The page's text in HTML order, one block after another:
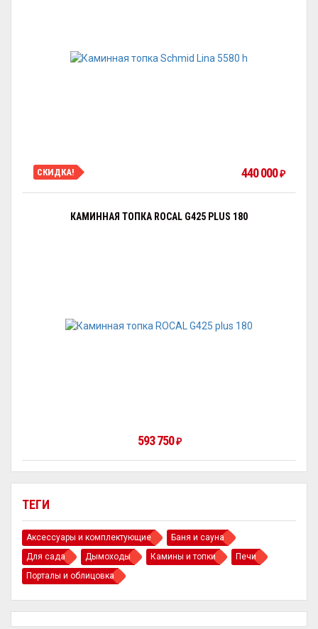
ТЕГИ
Аксессуары и комплектующие
Баня и сауна
Для сада
Дымоходы Камины и топки
Печи
Порталы и облицовка
СКИДКА! 440 000₽
КАМИННАЯ ТОПКА ROCAL G425 PLUS 180
593 750₽